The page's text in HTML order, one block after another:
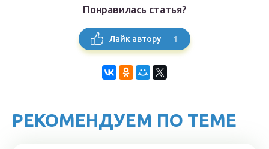
Понравилась статья?
Лайк автору 1
РЕКОМЕНДУЕМ ПО ТЕМЕ